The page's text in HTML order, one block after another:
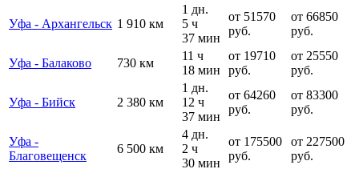
Уфа - Архангельск 1 910 км
1 дн.
5 ч
37 мин
от 51570
руб.
от 66850
руб.
Уфа - Балаково 730 км
11 ч
18 мин
от 19710
руб.
от 25550
руб.
Уфа - Бийск 2 380 км
1 дн.
12 ч
37 мин
от 64260
руб.
от 83300
руб.
Уфа -
Благовещенск
6 500 км
4 дн.
2 ч
30 мин
от 175500
руб.
от 227500
руб.